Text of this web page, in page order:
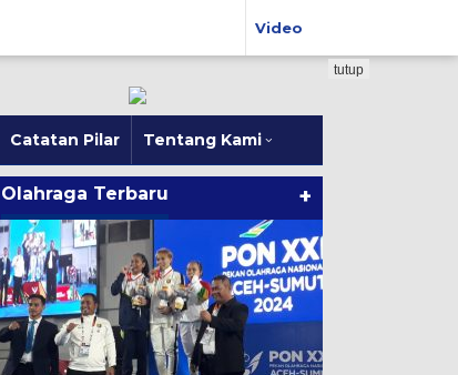
Video
Catatan Pilar Tentang Kami
tutup
Olahraga Terbaru +